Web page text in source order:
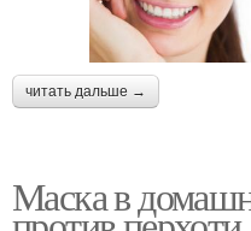
читать дальше →
Маска в